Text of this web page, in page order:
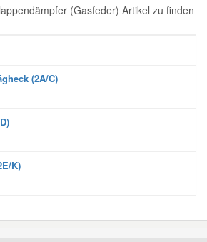
(Gasfeder) Artikel zu finden
(2A/C)
K)